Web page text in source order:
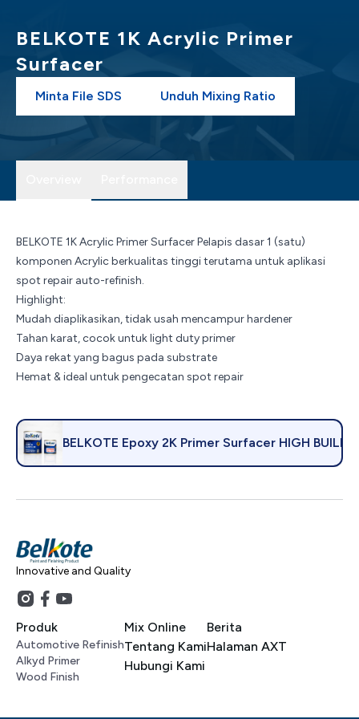
BELKOTE 1K Acrylic Primer
Surfacer
Minta File SDS Unduh Mixing Ratio
BELKOTE 1K Acrylic Primer Surfacer Pelapis dasar 1 (satu)
komponen Acrylic berkualitas tinggi terutama untuk aplikasi
spot repair auto-refinish.
Highlight:
Mudah diaplikasikan, tidak usah mencampur hardener
Tahan karat, cocok untuk light duty primer
Daya rekat yang bagus pada substrate
Hemat & ideal untuk pengecatan spot repair
BELKOTE Epoxy 2K Primer Surfacer HIGH BUILD
Innovative and Quality
Produk
Automotive Refinish
Alkyd Primer
Wood Finish
Mix Online
Tentang Kami
Hubungi Kami
Berita
Halaman AXT